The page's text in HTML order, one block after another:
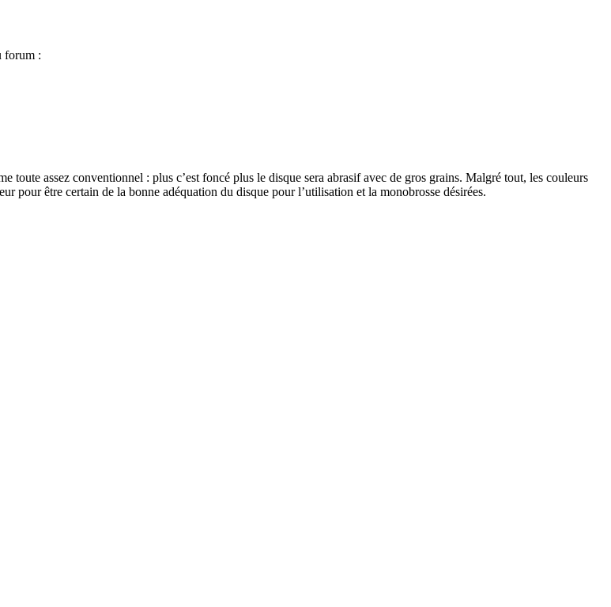
forum :
toute assez conventionnel : plus c’est foncé plus le disque sera abrasif avec de gros grains. Malgré tout, les couleurs
pour être certain de la bonne adéquation du disque pour l’utilisation et la monobrosse désirées.